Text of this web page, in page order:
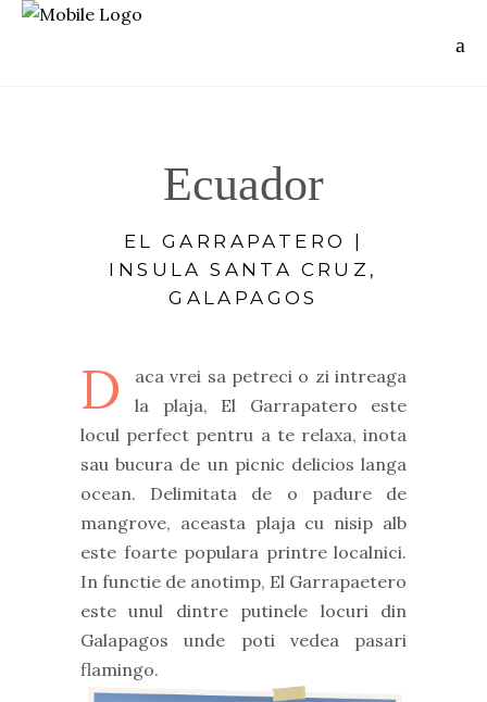
Ecuador
EL GARRAPATERO |
INSULA SANTA CRUZ,
GALAPAGOS
D
aca vrei sa petreci o zi intreaga
la plaja, El Garrapatero este
locul perfect pentru a te relaxa, inota
sau bucura de un picnic delicios langa
ocean. Delimitata de o padure de
mangrove, aceasta plaja cu nisip alb
este foarte populara printre localnici.
In functie de anotimp, El Garrapaetero
este unul dintre putinele locuri din
Galapagos unde poti vedea pasari
flamingo.